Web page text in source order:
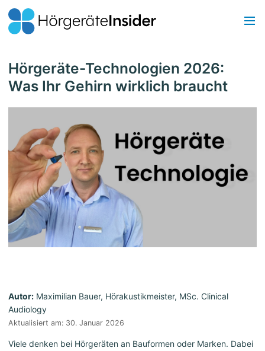
Hörgeräte-Technologien 2026:
Was Ihr Gehirn wirklich braucht
Autor: Maximilian Bauer, Hörakustikmeister, MSc. Clinical
Audiology
Aktualisiert am: 30. Januar 2026
Viele denken bei Hörgeräten an Bauformen oder Marken. Dabei